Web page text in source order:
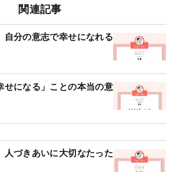
関連記事
自分の意志で幸せになれる
せになる」ことの本当の意
人づきあいに大切なたった